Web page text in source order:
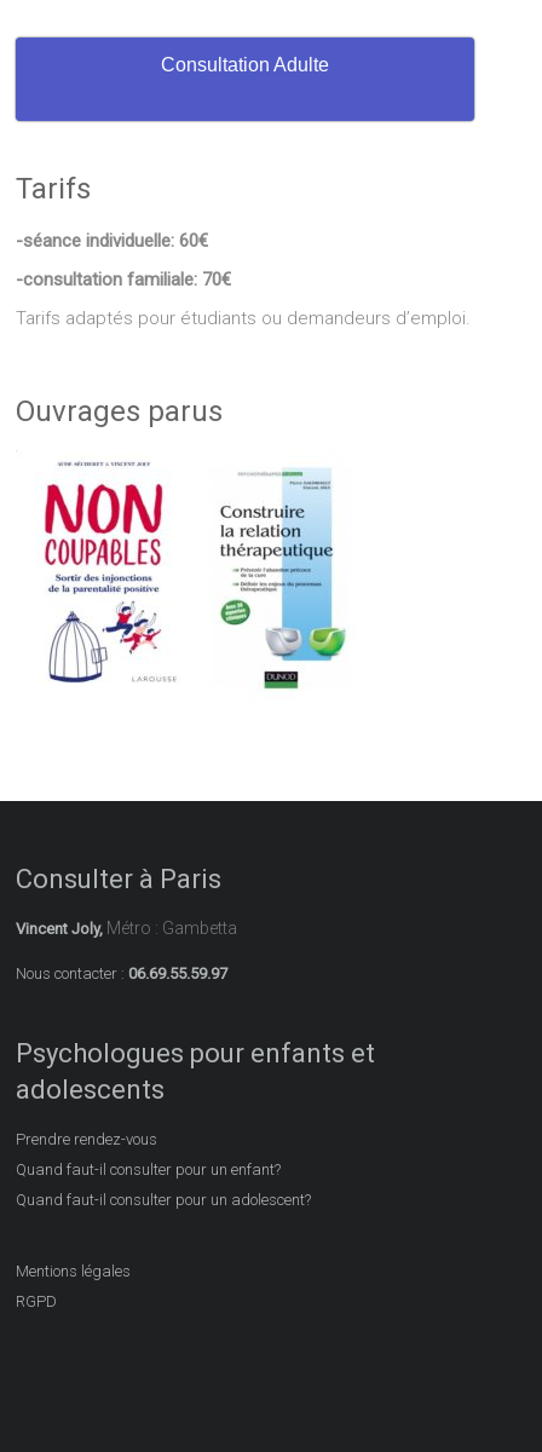
Consultation Adulte
Tarifs
-séance individuelle: 60€
-consultation familiale: 70€
Tarifs adaptés pour étudiants ou demandeurs d’emploi.
Ouvrages parus
Consulter à Paris
Vincent Joly, Métro : Gambetta
Nous contacter : 06.69.55.59.97
Psychologues pour enfants et
adolescents
Prendre rendez-vous
Quand faut-il consulter pour un enfant?
Quand faut-il consulter pour un adolescent?
Mentions légales
RGPD